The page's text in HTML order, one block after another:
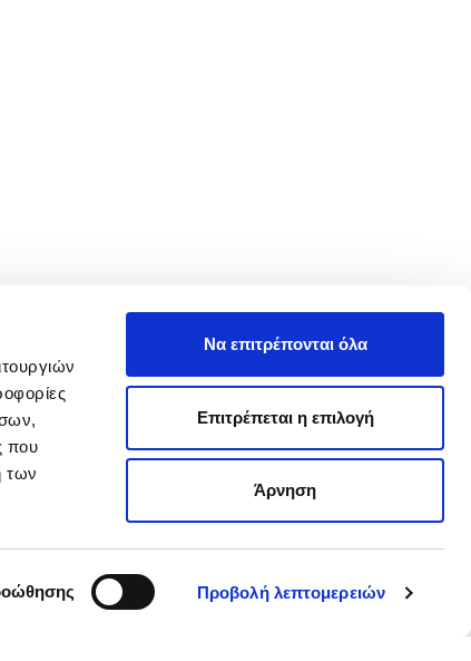
που
των
Προβολή λεπτομερειών
Να επιτρέπονται όλα
Επιτρέπεται η επιλογή
Άρνηση